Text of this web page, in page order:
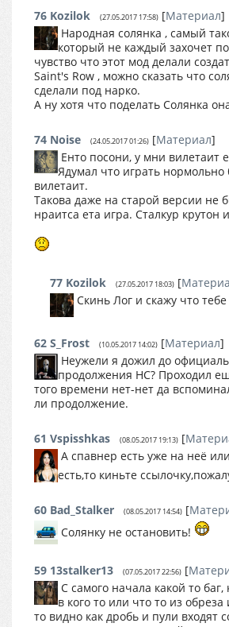
76 Kozilok (27.05.2017 17:58) [Материал]
Народная солянка , самый
который не каждый захочет
чувство что этот мод делали
Saint's Row , можно сказать что
сделали под нарко.
А ну хотя что поделать Солянка
74 Noise (24.05.2017 01:26) [Материал]
Енто посони, у мни вилетаит
Ядумал что играть нормольно
вилетаит.
Такова даже на старой версии не
нраитса ета игра. Сталкур крутон
77 Kozilok (27.05.2017 18:03) [
Скинь Лог и скажу что тебе
62 S_Frost (10.05.2017 14:02) [Материал]
Неужели я дожил до
продолжения НС? Проходил
того времени нет-нет да
ли продолжение.
61 Vspisshkas (08.05.2017 19:13) [
А спавнер есть уже на неё
есть,то киньте
60 Bad_Stalker (08.05.2017 14:54) [
Солянку не остановить!
59 13stalker13 (07.05.2017 22:56) [
С самого начала какой то баг,
в кого то или что то из обреза
то видно как дробь и пули входят